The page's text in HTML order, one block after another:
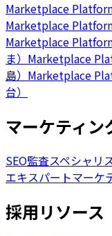
Marketplace
Marketplace
Marketplace
ま） Marketplace
島） Marketplace
台）
マーケティン
SEO監査スペシャリ
エキスパートマーケ
採用リソース